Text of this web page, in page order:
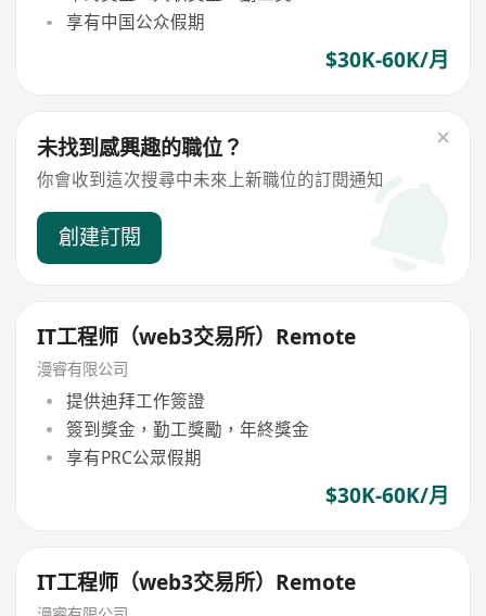
享有中国公众假期
$30K-60K/月
未找到感興趣的職位？
你會收到這次搜尋中未來上新職位的訂閱通知
創建訂閱
IT工程师（web3交易所）Remote
漫睿有限公司
提供迪拜工作簽證
簽到獎金，勤工獎勵，年終獎金
享有PRC公眾假期
$30K-60K/月
IT工程师（web3交易所）Remote